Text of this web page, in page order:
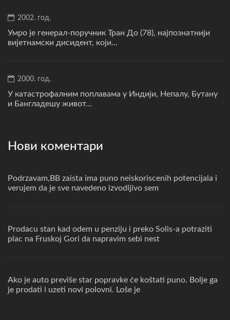
2002. год.
Умро је генерал-поручник Тран До (78), најпознатнији
вијетнамски дисидент, који...
2000. год.
У катастрофалним поплавама у Индији, Непалу, Бутану
и Бангладешу живот...
Нови коментари
Podrzavam,BB zaista ima puno neiskoriscenih potencijala i
verujem da je sve navedeno izvodljivo sem
Prodacu stan kad odem u penziju i preko Solis-a potraziti
plac na Fruskoj Gori da napravim sebi nest
Ako je auto previše star popravke će koštati puno. Bolje ga
je prodati i uzeti novi polovni. Loše je